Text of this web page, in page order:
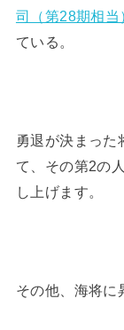
司（第28期相当
ている。
勇退が決まった
て、その第2の
し上げます。
その他、海将に